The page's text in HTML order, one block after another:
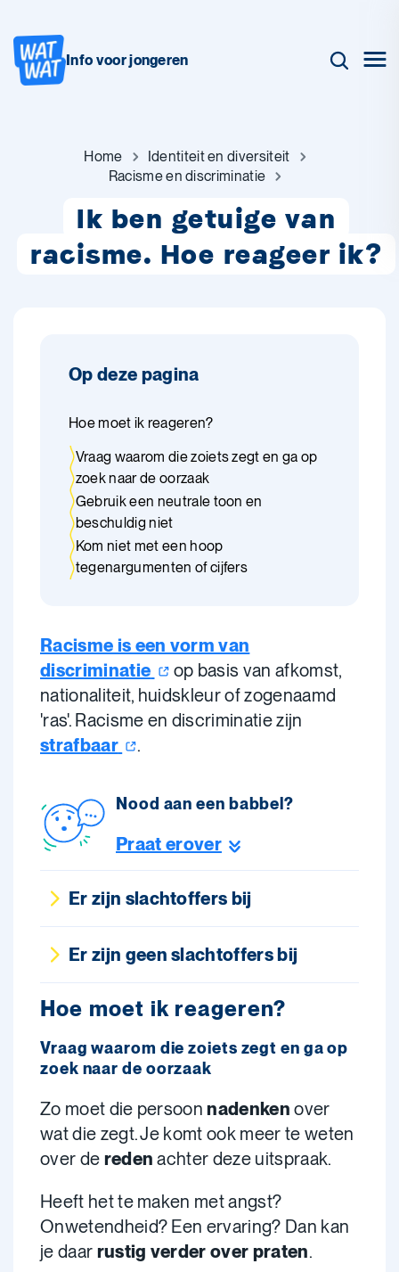
Info voor jongeren
Home
Identiteit en diversiteit
Racisme en discriminatie
Ik ben getuige van
racisme. Hoe reageer ik?
Op deze pagina
Hoe moet ik reageren?
Vraag waarom die zoiets zegt en ga op
zoek naar de oorzaak
Gebruik een neutrale toon en
beschuldig niet
Kom niet met een hoop
tegenargumenten of cijfers
Racisme is een vorm van
discriminatie
op basis van afkomst,
nationaliteit, huidskleur of zogenaamd
'ras'. Racisme en discriminatie zijn
strafbaar
.
Nood aan een babbel?
Praat erover
Er zijn slachtoffers bij
Er zijn geen slachtoffers bij
Hoe moet ik reageren?
Vraag waarom die zoiets zegt en ga op
zoek naar de oorzaak
Zo moet die persoonnadenkenover
wat die zegt. Je komt ook meer te weten
over de redenachter deze uitspraak.
Heeft het te maken met angst?
Onwetendheid? Een ervaring? Dan kan
je daar rustig verder over praten.